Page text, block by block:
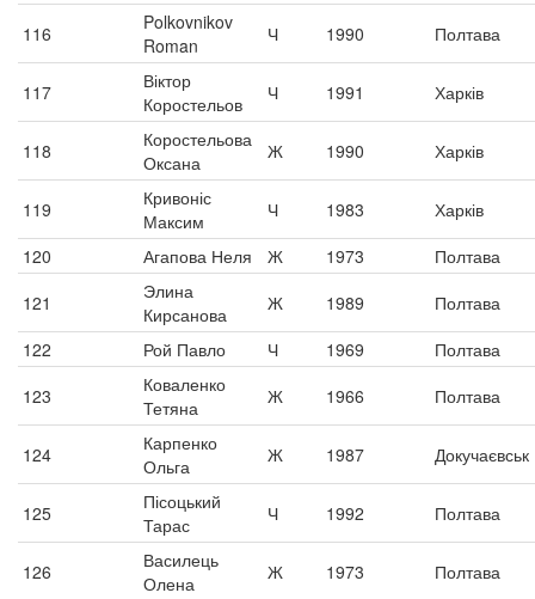
116
Polkovnikov
Roman
Ч 1990 Полтава
117
Віктор
Коростельов
Ч 1991 Харків
118
Коростельова
Оксана
Ж 1990 Харків
119
Кривоніс
Максим
Ч 1983
Харків
120
Агапова Неля Ж 1973
Полтава
121
Элина
Кирсанова
Ж 1989
Полтава
122
Рой Павло Ч 1969
Полтава
123
Коваленко
Тетяна
Ж 1966 Полтава
124
Карпенко
Ольга
Ж 1987 Докучаєвськ
125
Пісоцький
Тарас
Ч 1992 Полтава
126
Василець
Олена
Ж 1973 Полтава